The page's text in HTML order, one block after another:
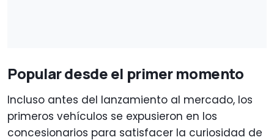
Popular desde el primer momento
Incluso antes del lanzamiento al mercado, los
primeros vehículos se expusieron en los
concesionarios para satisfacer la curiosidad de